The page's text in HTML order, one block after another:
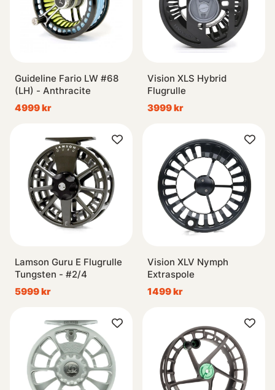
Guideline Fario LW #68
(LH) - Anthracite
4999 kr
Vision XLS Hybrid
Flugrulle
3999 kr
Lamson Guru E Flugrulle
Tungsten - #2/4
5999 kr
Vision XLV Nymph
Extraspole
1499 kr